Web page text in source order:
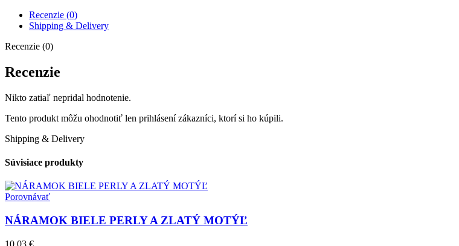
Želania
Porovnávať
Recenzie (0)
Shipping & Delivery
Recenzie (0)
Recenzie
Nikto zatiaľ nepridal hodnotenie.
Tento produkt môžu ohodnotiť len prihlásení zákazníci, ktorí si ho kúpili.
Shipping & Delivery
Súvisiace produkty
Porovnávať
NÁRAMOK BIELE PERLY A ZLATÝ MOTÝĽ
10.03 €